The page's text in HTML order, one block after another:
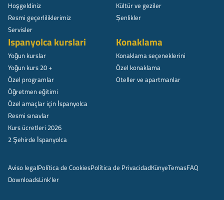
Hoşgeldiniz
Resmi geçerliliklerimiz
Servisler
Kültür ve geziler
Șenlikler
Ispanyolca kurslari
Yoğun kurslar
Yoğun kurs 20 +
Özel programlar
Öğretmen eğitimi
Özel amaçlar için İspanyolca
Resmi sınavlar
Kurs ücretleri 2026
2 Şehirde İspanyolca
Konaklama
Konaklama seçeneklerini
Özel konaklama
Oteller ve apartmanlar
Aviso legalPolítica de CookiesPolítica de PrivacidadKünyeTemasFAQ
DownloadsLink'ler